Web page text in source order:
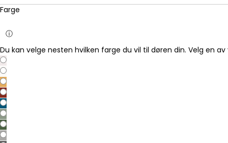
Farge
ⓘ
Du kan velge nesten hvilken farge du vil til døren din. Velg en